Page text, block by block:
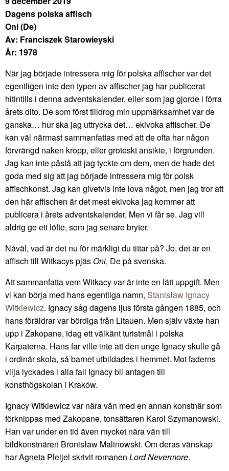
Dagens polska affisch
Oni (De)
Av: Franciszek Starowieyski
År: 1978
När jag började intressera mig för polska affischer var det
egentligen inte den typen av affischer jag har publicerat
hitintills i denna adventskalender, eller som jag gjorde i förra
årets dito. De som först tilldrog min uppmärksamhet var de
ganska… hur ska jag uttrycka det… ekivoka affischer. De
kan väl närmast sammanfattas med att de ofta har någon
förvrängd naken kropp, eller groteskt ansikte, i förgrunden.
Jag kan inte påstå att jag tyckte om dem, men de hade det
goda med sig att jag började intressera mig för polsk
affischkonst. Jag kan givetvis inte lova något, men jag tror att
den här affischen är det mest ekivoka jag kommer att
publicera i årets adventskalender. Men vi får se. Jag vill
aldrig ge ett löfte, som jag senare bryter.
Nåväl, vad är det nu för märkligt du tittar på? Jo, det är en
affisch till Witkacys pjäsOni, De på svenska.
Att sammanfatta vem Witkacy var är inte en lätt uppgift. Men
vi kan börja med hans egentliga namn, Stanisław Ignacy
Witkiewicz. Ignacy såg dagens ljus första gången 1885, och
hans föräldrar var bördiga från Litauen. Men själv växte han
upp i Zakopane, idag ett välkänt turistmål i polska
Karpaterna. Hans far ville inte att den unge Ignacy skulle gå
i ordinär skola, så barnet utbildades i hemmet. Mot faderns
vilja lyckades i alla fall Ignacy bli antagen till
konsthögskolan i Kraków.
Ignacy Witkiewicz var nära vän med en annan konstnär som
förknippas med Zakopane, tonsättaren Karol Szymanowski.
Han var under en tid även mycket nära vän till
bildkonstnären Bronisław Malinowski. Om deras vänskap
har Agneta Pleijel skrivit romanen Lord Nevermore.